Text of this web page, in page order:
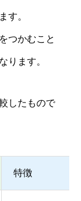
す。
つかむこと
ります。
したもので
特徴